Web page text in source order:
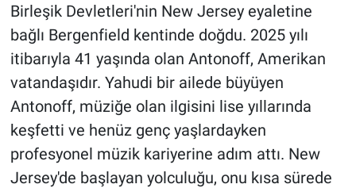
Birleşik Devletleri'nin New Jersey eyaletine
bağlı Bergenfield kentinde doğdu. 2025 yılı
itibarıyla 41 yaşında olan Antonoff, Amerikan
vatandaşıdır. Yahudi bir ailede büyüyen
Antonoff, müziğe olan ilgisini lise yıllarında
keşfetti ve henüz genç yaşlardayken
profesyonel müzik kariyerine adım attı. New
Jersey'de başlayan yolculuğu, onu kısa sürede